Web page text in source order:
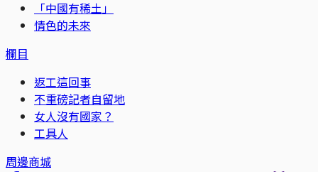
「中國有稀土」
情色的未來
欄目
返工這回事
不重磅記者自留地
女人沒有國家？
工具人
周邊商城